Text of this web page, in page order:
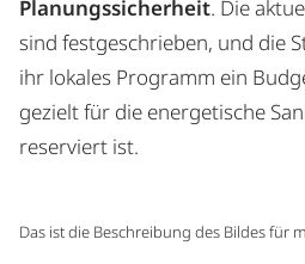
Planungssicherheit. Die
sind festgeschrieben, und die
ihr lokales Programm ein
gezielt für die energetische
reserviert ist.
Das ist die Beschreibung des Bildes für